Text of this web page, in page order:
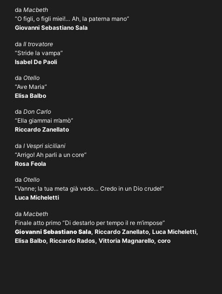
da Macbeth
“O figli, o figli miei!… Ah, la paterna mano”
Giovanni Sebastiano Sala
da Il trovatore
“Stride la vampa”
Isabel De Paoli
da Otello
“Ave Maria”
Elisa Balbo
da Don Carlo
“Ella giammai m’amò”
Riccardo Zanellato
da I Vespri siciliani
“Arrigo! Ah parli a un core”
Rosa Feola
da Otello
“Vanne; la tua meta già vedo… Credo in un Dio crudel”
Luca Micheletti
da Macbeth
Finale atto primo “Di destarlo per tempo il re m’impose”
Giovanni Sebastiano Sala, Riccardo Zanellato, Luca Micheletti,
Elisa Balbo, Riccardo Rados, Vittoria Magnarello, coro